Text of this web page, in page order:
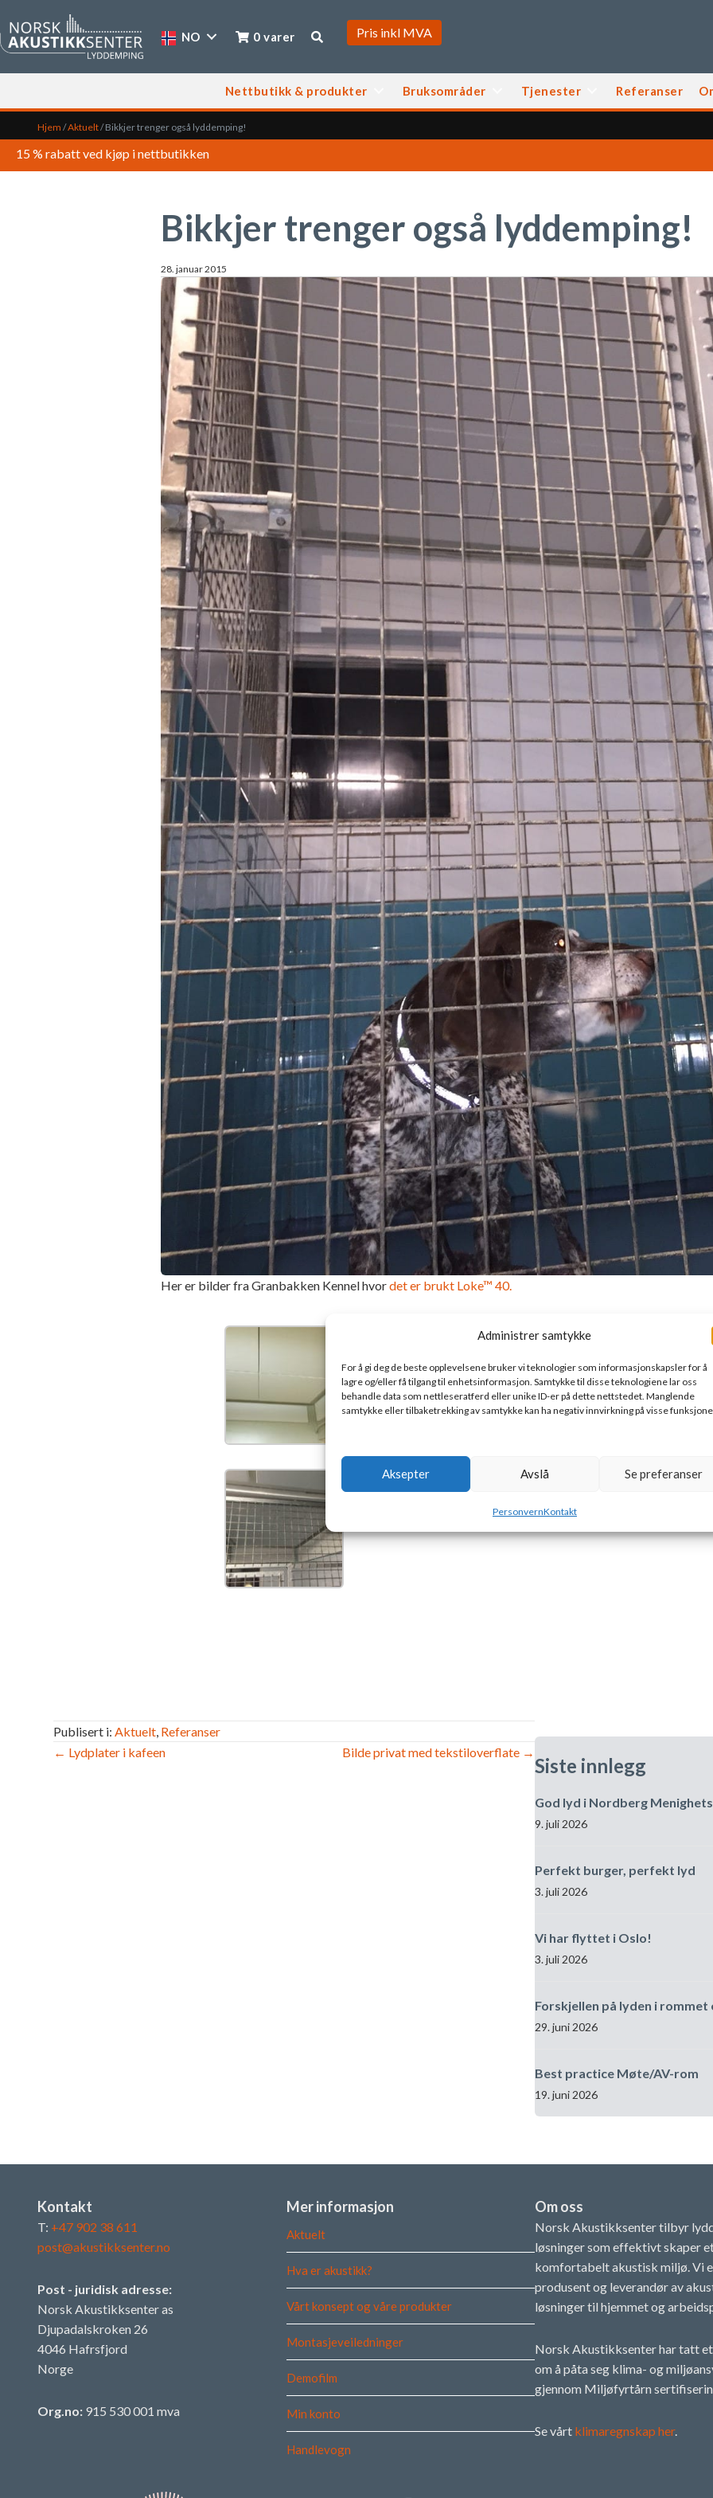
Administrer samtykke
For å gi deg de beste opplevelsene bruker vi teknologier som informasjonskapsler for å
lagre og/eller få tilgang til enhetsinformasjon. Samtykke til disse teknologiene lar oss
behandle data som nettleseratferd eller unike ID-er på dette nettstedet. Manglende
samtykke eller tilbaketrekking av samtykke kan ha negativ innvirkning på visse
Aksepter Avslå Se preferanser
PersonvernKontakt
NO 0 varer
Nettbutikk & produkter Bruksområder Tjenester Referanser
Hjem /Aktuelt/Bikkjer trenger også lyddemping!
15 % rabatt ved kjøp i nettbutikken
Bikkjer trenger også lyddemping!
28. januar 2015
Her er bilder fra Granbakken Kennel hvordet er brukt Loke™ 40.
Publisert i: Aktuelt, Referanser
Innleggsnavigasjon
← Lydplater i kafeen Bilde privat med tekstiloverflate →
Siste innlegg
God lyd i Nordberg
9. juli 2026
Perfekt burger, perfekt lyd
3. juli 2026
Vi har flyttet i Oslo!
3. juli 2026
Forskjellen på lyden i
29. juni 2026
Best practice Møte/AV-rom
19. juni 2026
Kontakt
T: +47 902 38 611
post@akustikksenter.no
Post - juridisk adresse:
Norsk Akustikksenter as
Djupadalskroken 26
4046 Hafrsfjord
Norge
Org.no: 915 530 001 mva
Mer informasjon
Aktuelt
Hva er akustikk?
Vårt konsept og våre produkter
Montasjeveiledninger
Demofilm
Min konto
Handlevogn
Om oss
Norsk Akustikksenter tilbyr
løsninger som effektivt skaper
komfortabelt akustisk miljø. Vi
produsent og leverandør av
løsninger til hjemmet og
Norsk Akustikksenter har tatt
om å påta seg klima- og
gjennom Miljøfyrtårn
Se vårt klimaregnskap her.